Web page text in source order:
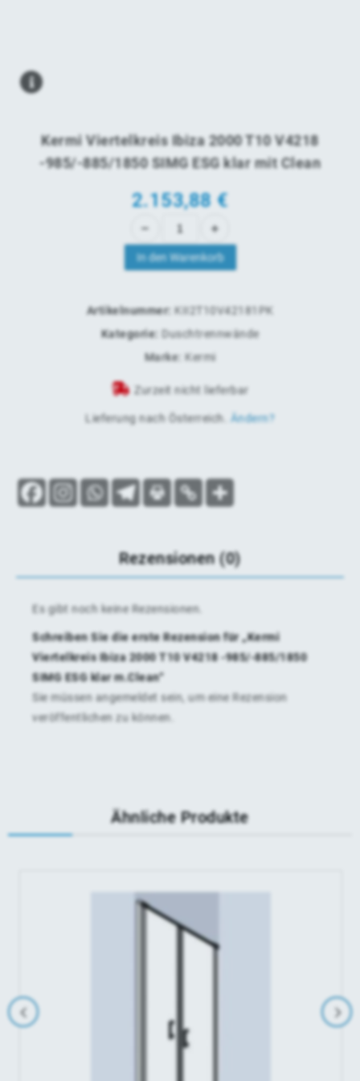
Kermi Viertelkreis Ibiza 2000 T10 V4218
-985/-885/1850 SIMG ESG klar mit Clean
2.153,88€
In den Warenkorb
Artikelnummer: KII2T10V42181PK
Kategorie:
Duschtrennwände
Marke: Kermi
Zurzeit nicht lieferbar
Lieferung nach Österreich Ändern?
Rezensionen (0)
Es gibt noch keine Rezensionen.
Schreiben Sie die erste Rezension für „Kermi
Viertelkreis Ibiza 2000 T10 V4218 -985/-885/1850
SIMG ESG klar m.Clean“
Sie müssen angemeldet sein, um eine Rezension
veröffentlichen zu können.
Ähnliche Produkte